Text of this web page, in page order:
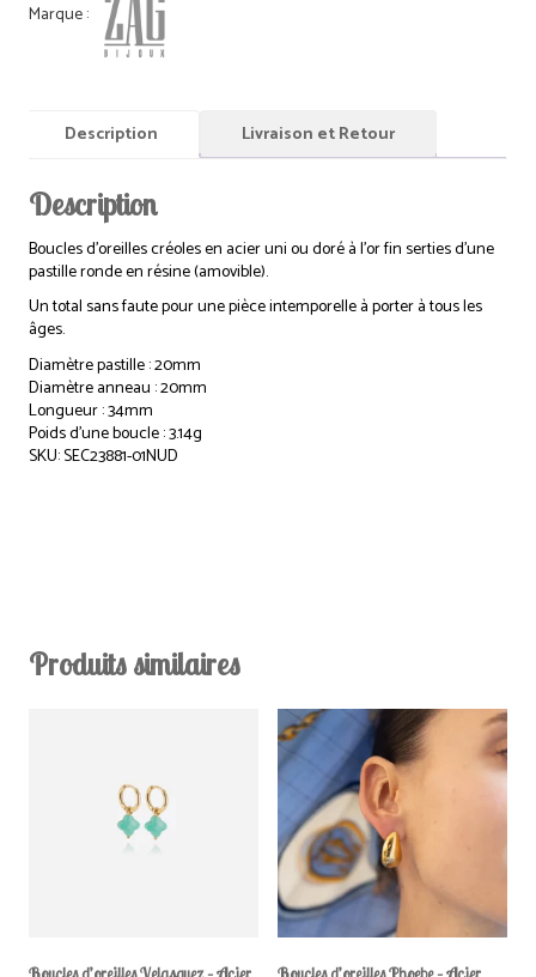
Description Livraison et Retour
Description
Boucles d’oreilles créoles en acier uni ou doré à l’or fin serties d’une
pastille ronde en résine (amovible).
Un total sans faute pour une pièce intemporelle à porter à tous les
âges.
Diamètre pastille : 20mm
Diamètre anneau : 20mm
Longueur : 34mm
Poids d’une boucle : 3.14g
SKU: SEC23881-01NUD
Produits similaires